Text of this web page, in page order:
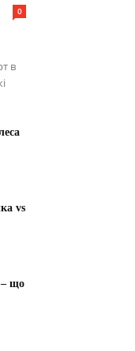
0
в
vs
– що